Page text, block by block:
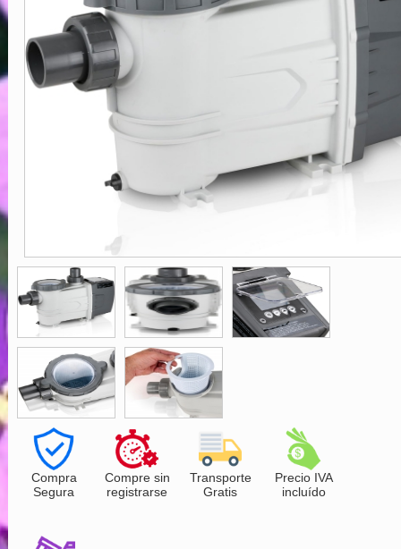
Compra
Segura
Compre sin
registrarse
Transporte
Gratis
Precio IVA
incluído